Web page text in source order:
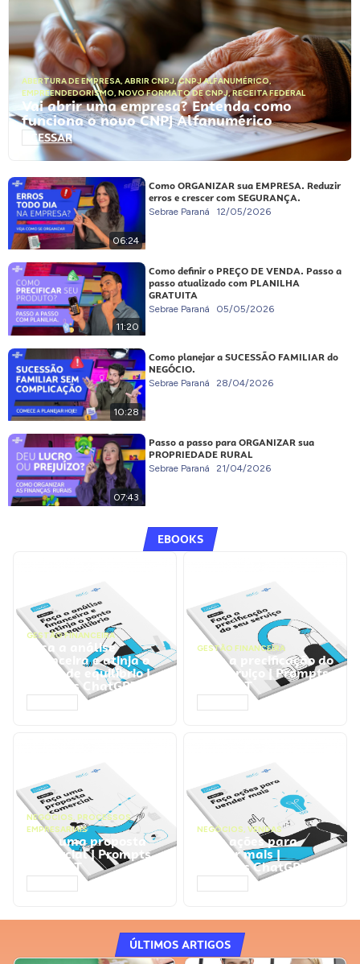
ABERTURA DE EMPRESA, ABRIR CNPJ,CNPJ ALFANUMÉRICO,
EMPREENDEDORISMO, NOVO FORMATO DE CNPJ,RECEITA FEDERAL
Vai abrir uma empresa? Entenda como
funciona o novo CNPJ Alfanumérico
ACESSAR
06:24
Como ORGANIZAR sua EMPRESA. Reduzir
erros e crescer com SEGURANÇA.
Sebrae Paraná 12/05/2026
11:20
Como definir o PREÇO DE VENDA. Passo a
passo atualizado com PLANILHA
GRATUITA
Sebrae Paraná 05/05/2026
10:28
Como planejar a SUCESSÃO FAMILIAR do
NEGÓCIO.
Sebrae Paraná 28/04/2026
07:43
Passo a passo para ORGANIZAR sua
PROPRIEDADE RURAL
Sebrae Paraná 21/04/2026
EBOOKS
GESTÃO FINANCEIRA
Faça a análise
financeira e atinja o
ponto de equilíbrio |
Prompts ChatGPT
GESTÃO FINANCEIRA
Faça a precificação do
seu serviço | Prompts
ChatGPT
NEGÓCIOS, PROCESSOS
EMPRESARIAIS
Faça uma proposta
comercial | Prompts
ChatGPT
NEGÓCIOS, VENDAS
Faça ações para
vender mais |
Prompts ChatGPT
ÚLTIMOS ARTIGOS